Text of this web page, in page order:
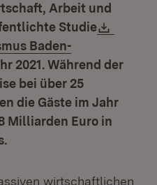
Arbeit und
Studie
Baden-
Fenster)
2021. Während der
bei über 25
die Gäste im Jahr
Milliarden Euro in
wirtschaftlichen